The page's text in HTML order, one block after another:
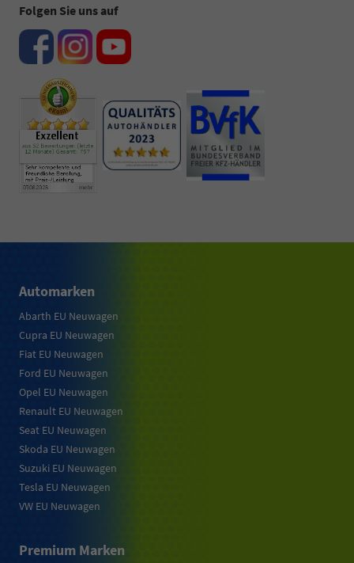
Folgen Sie uns auf
Automarken
Abarth EU Neuwagen
Cupra EU Neuwagen
Fiat EU Neuwagen
Ford EU Neuwagen
Opel EU Neuwagen
Renault EU Neuwagen
Seat EU Neuwagen
Skoda EU Neuwagen
Suzuki EU Neuwagen
Tesla EU Neuwagen
VW EU Neuwagen
Premium Marken